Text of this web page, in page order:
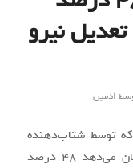
نیرو
ادمین
توسط شتاب‌دهنده
تخصصی بازی پارالاکس منتشر شده، نشان می‌دهد ۴۸ درصد